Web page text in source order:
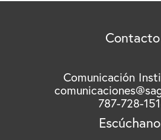
Contacto
Comunicación
787-728-